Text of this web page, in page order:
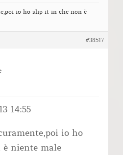
io ho slip it in che non è
#38517
14:55
io ho
niente male